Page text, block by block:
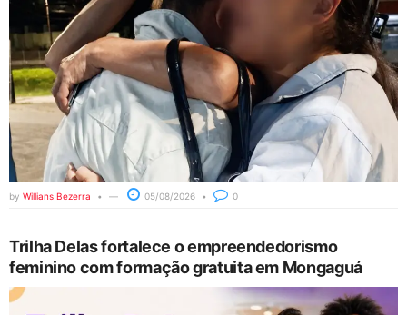
by Willians Bezerra 05/08/2026 0
Trilha Delas fortalece o empreendedorismo
feminino com formação gratuita em Mongaguá